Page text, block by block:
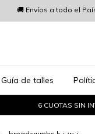
🚚 Envíos a todo el
Guía de talles
6 CUOTAS SIN